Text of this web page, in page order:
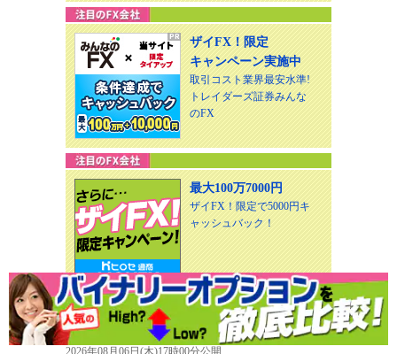
ザイFX！限定
キャンペーン実施中
取引コスト業界最安水準!
トレイダーズ証券みんな
のFX
最大100万7000円
ザイFX！限定で5000円キ
ャッシュバック！
ザイFX！最新＆おすすめ記事
2026年08月06日(木)17時00分公開